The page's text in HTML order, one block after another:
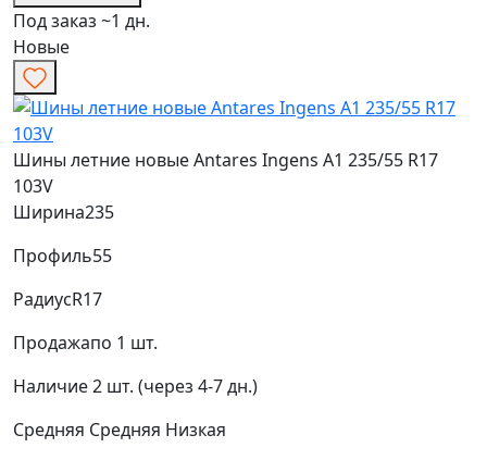
Под заказ ~1 дн.
Новые
Шины летние новые Antares Ingens A1 235/55 R17
103V
Ширина235
Профиль55
РадиусR17
Продажапо 1 шт.
Наличие2 шт. (через 4-7 дн.)
Средняя Средняя Низкая